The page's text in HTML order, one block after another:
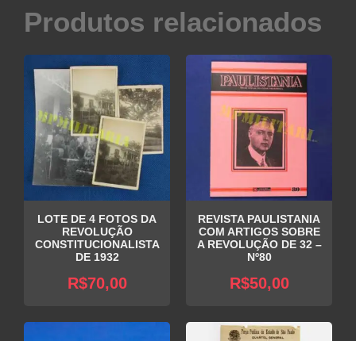
Produtos relacionados
LOTE DE 4 FOTOS DA
REVOLUÇÃO
CONSTITUCIONALISTA
DE 1932
R$70,00
REVISTA PAULISTANIA
COM ARTIGOS SOBRE
A REVOLUÇÃO DE 32 –
Nº80
R$50,00